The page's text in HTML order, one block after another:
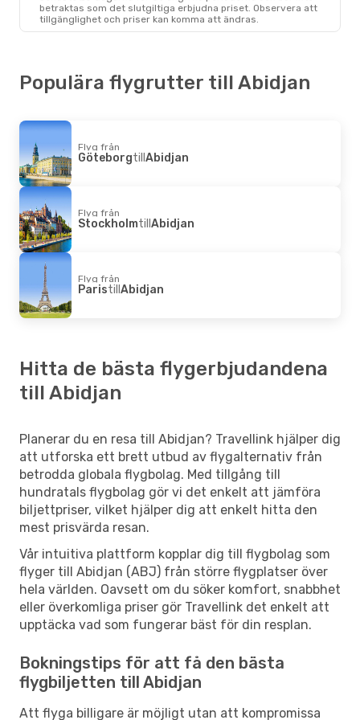
Stockholm - Abidjan
Air France1 Mellanlandning
Abidjan- Stockholm
betraktas som det slutgiltiga erbjudna priset. Observera att
tillgänglighet och priser kan komma att ändras.
Populära flygrutter till Abidjan
Flyg från
GöteborgtillAbidjan
Flyg från
StockholmtillAbidjan
Flyg från
ParistillAbidjan
Hitta de bästa flygerbjudandena
till Abidjan
Planerar du en resa till Abidjan? Travellink hjälper dig
att utforska ett brett utbud av flygalternativ från
betrodda globala flygbolag. Med tillgång till
hundratals flygbolag gör vi det enkelt att jämföra
biljettpriser, vilket hjälper dig att enkelt hitta den
mest prisvärda resan.
Vår intuitiva plattform kopplar dig till flygbolag som
flyger till Abidjan (ABJ) från större flygplatser över
hela världen. Oavsett om du söker komfort, snabbhet
eller överkomliga priser gör Travellink det enkelt att
upptäcka vad som fungerar bäst för din resplan.
Bokningstips för att få den bästa
flygbiljetten till Abidjan
Att flyga billigare är möjligt utan att kompromissa